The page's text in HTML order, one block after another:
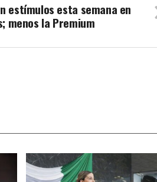
estímulos esta semana en
menos la Premium